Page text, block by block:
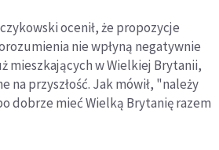
ocenił, że propozycje
nie wpłyną negatywnie
mieszkających w Wielkiej Brytanii,
na przyszłość. Jak mówił, "należy
dobrze mieć Wielką Brytanię razem